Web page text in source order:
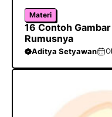
Materi
16 Contoh
Rumusnya
Aditya Setyawan